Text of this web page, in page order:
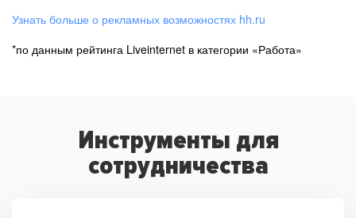
Узнать больше о рекламных возможностях hh.ru
*по данным рейтинга Liveinternet в категории «Работа»
Инструменты для
сотрудничества